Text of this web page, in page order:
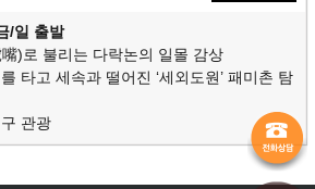
/일 출발
)로 불리는 다락논의 일몰 감상
타고 세속과 떨어진 ‘세외도원’ 패미촌 탐
관광